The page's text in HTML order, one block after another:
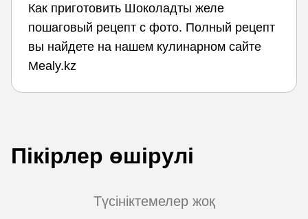
Как приготовить Шоколадты желе
пошаговый рецепт с фото. Полный рецепт
вы найдете на нашем кулинарном сайте
Mealy.kz
Пікірлер өшірулі
Түсініктемелер жоқ